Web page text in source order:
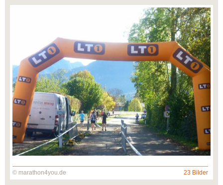
© marathon4you.de 23 Bilder